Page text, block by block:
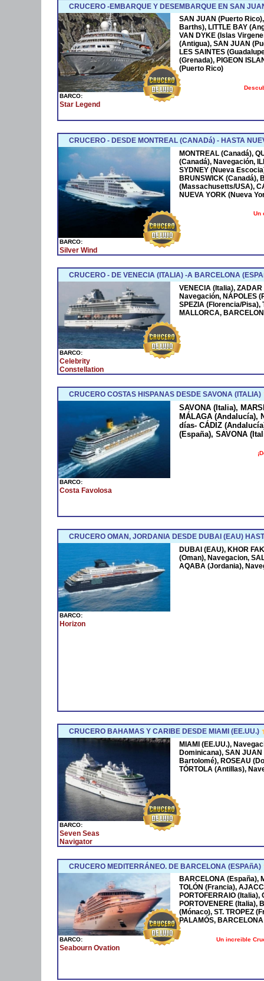
CRUCERO -EMBARQUE Y DESEMBARQUE EN SAN
BARCO:
Star Legend
SAN JUAN (Puerto
Barths), LITTLE BAY
VAN DYKE (Islas
(Antigua), SAN JUAN
LES SAINTES
(Grenada), PIGEON
(Puerto Rico)
CRUCERO - DESDE MONTREAL (CANADá) - HASTA
BARCO:
Silver Wind
MONTREAL (Canadá),
(Canadá), Navegación,
SYDNEY (Nueva
BRUNSWICK (Canadá),
(Massachusetts/USA),
NUEVA YORK (Nueva
Un
CRUCERO - DE VENECIA (ITALIA) -A BARCELONA
BARCO:
Celebrity
Constellation
VENECIA (Italia),
Navegación, NÁPOLES
SPEZIA (Florencia/Pisa),
MALLORCA,
CRUCERO COSTAS HISPANAS DESDE SAVONA (ITALIA)
BARCO:
Costa Favolosa
SAVONA (Italia),
MÁLAGA (Andalucía),
días- CÁDIZ
(España), SAVONA
CRUCERO OMAN, JORDANIA DESDE DUBAI (EAU)
BARCO:
Horizon
DUBAI (EAU), KHOR
(Oman), Navegacion,
AQABA (Jordania),
CRUCERO BAHAMAS Y CARIBE DESDE MIAMI (EE.UU.)
BARCO:
Seven Seas
Navigator
MIAMI (EE.UU.),
Dominicana), SAN JUAN
Bartolomé), ROSEAU
TÓRTOLA (Antillas),
CRUCERO MEDITERRÁNEO. DE BARCELONA (ESPAñA)
BARCO:
Seabourn Ovation
BARCELONA (España),
TOLÓN (Francia),
PORTOFERRAIO (Italia),
PORTOVENERE (Italia),
(Mónaco), ST. TROPEZ
PALAMÓS,
Un increible